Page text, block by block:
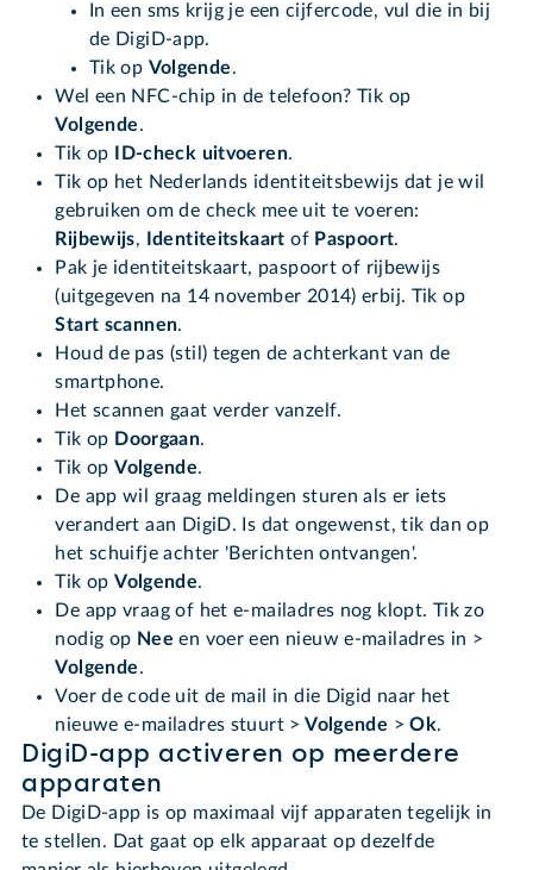
In een sms krijg je een cijfercode, vul die in bij
de DigiD-app.
Tik op Volgende.
Wel een NFC-chip in de telefoon? Tik op
Volgende.
Tik op
ID-check uitvoeren.
Tik op het Nederlands identiteitsbewijs dat je wil
gebruiken om de check mee uit te voeren:
Rijbewijs, Identiteitskaartof Paspoort.
Pak je identiteitskaart, paspoort of rijbewijs
(uitgegeven na 14 november 2014) erbij. Tik op
Start scannen.
Houd de pas (stil) tegen de achterkant van de
smartphone.
Het scannen gaat verder vanzelf.
Tik op Doorgaan.
Tik opVolgende.
De app wil graag meldingen sturen als er iets
verandert aan DigiD. Is dat ongewenst, tik dan op
het schuifje achter 'Berichten ontvangen'.
Tik opVolgende.
De app vraag of het e-mailadres nog klopt. Tik zo
nodig op Neeen voer een nieuw e-mailadres in >
Volgende.
Voer de code uit de mail in die Digid naar het
nieuwe e-mailadres stuurt > Volgende > Ok.
DigiD-app activeren op meerdere
apparaten
De DigiD-app is op maximaal vijf apparaten tegelijk in
te stellen. Dat gaat op elk apparaat op dezelfde